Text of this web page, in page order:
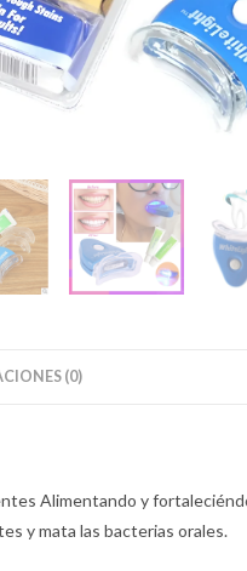
(0)
Alimentando y
y mata las bacterias orales.